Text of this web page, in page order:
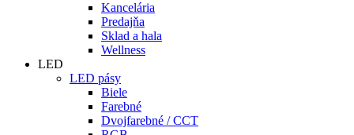
Kancelária
Predajňa
Sklad a hala
Wellness
LED
LED pásy
Biele
Farebné
Dvojfarebné / CCT